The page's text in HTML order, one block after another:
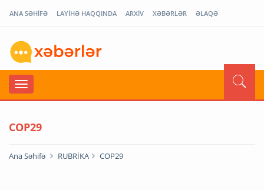
ANA SƏHİFƏ LAYİHƏ HAQQINDA ARXİV XƏBƏRLƏR ƏLAQƏ
COP29
Ana Səhifə RUBRİKA COP29